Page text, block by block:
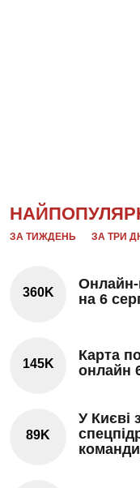
ЗА ТИЖДЕНЬ ЗА ТРИ
360K
Онлайн-
на 6
145K
Карта
онлайн
89K
У Києві